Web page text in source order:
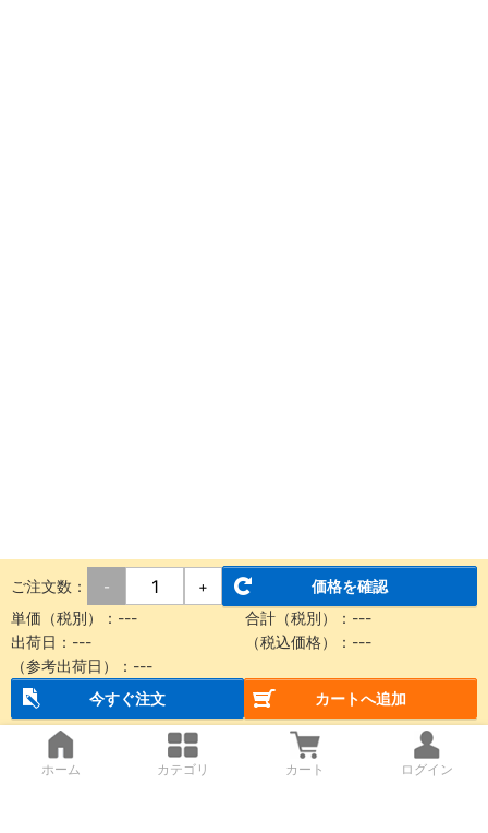
ご注文数： - +
価格を確認
単価（税別）： --- 合計（税別）： ---
出荷日： --- （税込価格）： ---
（参考出荷日）： ---
今すぐ注文
カートへ追加
ホーム カテゴリ カート ログイン